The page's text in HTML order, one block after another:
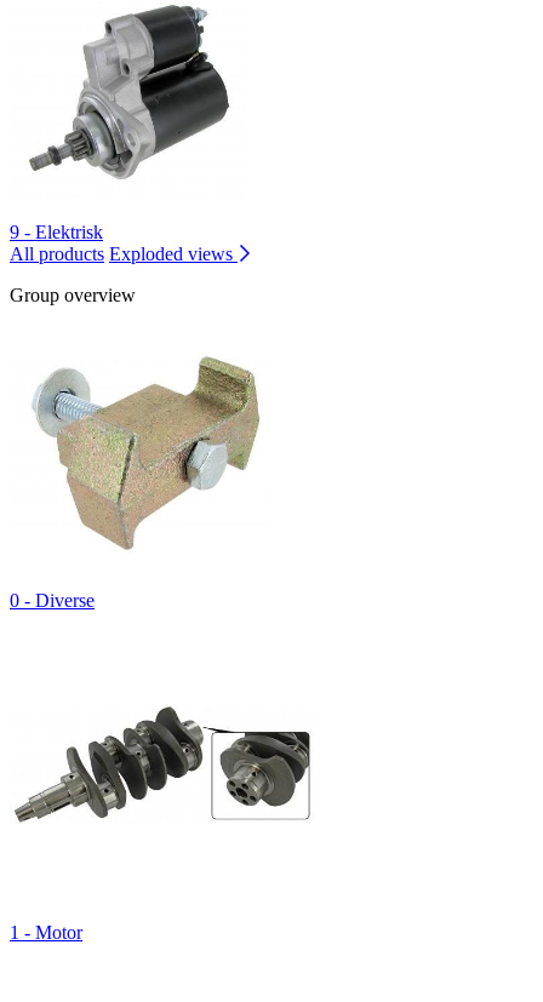
9 - Elektrisk
All products Exploded views
Group overview
0 - Diverse
1 - Motor